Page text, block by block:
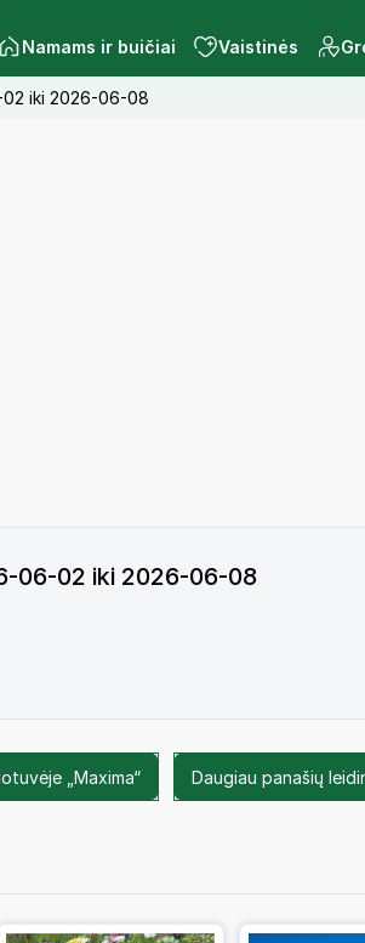
Namams ir buičiai Vaistinės
02 iki 2026-06-08
06-02 iki 2026-06-08
„Maxima“ Daugiau panašių